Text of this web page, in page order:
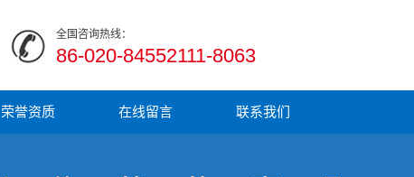
全国咨询热线：
86-020-84552111-8063
荣誉资质 在线留言 联系我们